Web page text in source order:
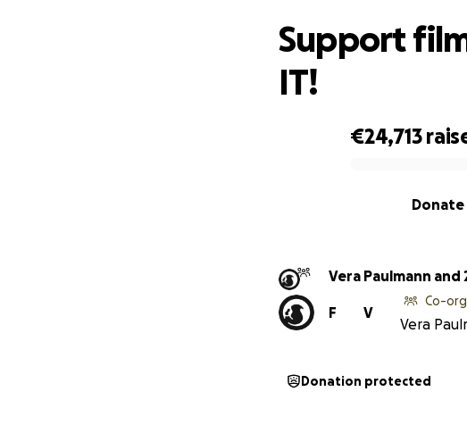
€24,713
Donate
Support
IT!
Vera Paulmann
V
F
Co-
Vera
Donation protected